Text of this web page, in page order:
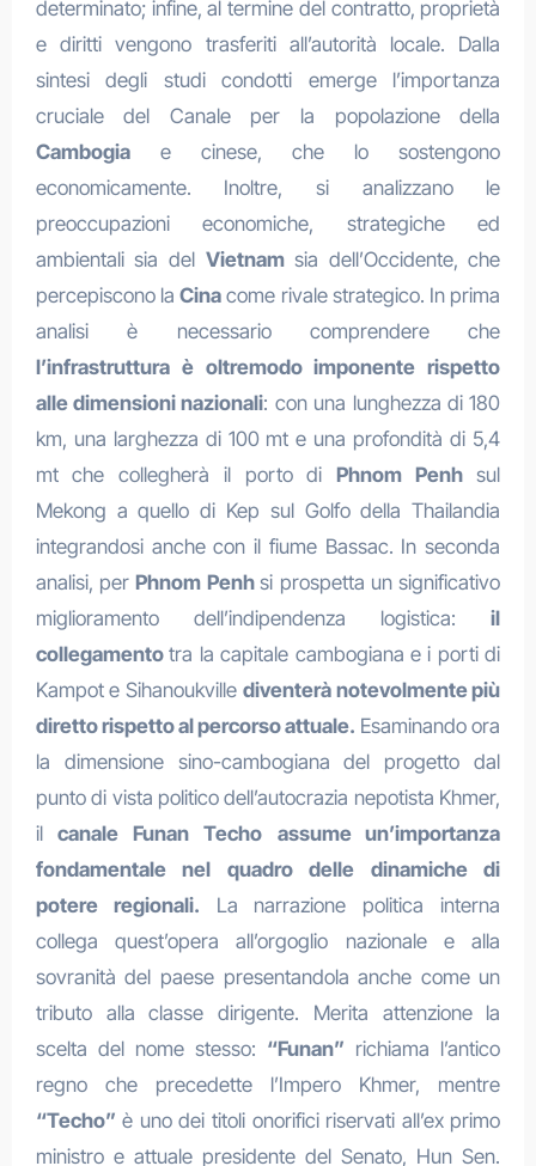
determinato; infine, al termine del contratto, proprietà
e diritti vengono trasferiti all’autorità locale. Dalla
sintesi degli studi condotti emerge l’importanza
cruciale del Canale per la popolazione della
Cambogiae cinese, che lo sostengono
economicamente. Inoltre, si analizzano le
preoccupazioni economiche, strategiche ed
ambientali sia del Vietnamsia dell’Occidente, che
percepiscono laCina come rivale strategico. In prima
analisi è necessario comprendere che
l’infrastruttura è oltremodo imponente rispetto
alle dimensioni nazionali: con una lunghezza di 180
km, una larghezza di 100 mt e una profondità di 5,4
mt che collegherà il porto di Phnom Penhsul
Mekong a quello di Kep sul Golfo della Thailandia
integrandosi anche con il fiume Bassac. In seconda
analisi, per Phnom Penhsi prospetta un significativo
miglioramento dell’indipendenza logistica:il
collegamentotra la capitale cambogiana e i porti di
Kampot e Sihanoukville diventerà notevolmente più
diretto rispetto al percorso attuale. Esaminando ora
la dimensione sino-cambogiana del progetto dal
punto di vista politico dell’autocrazia nepotista Khmer,
ilcanale Funan Techo
assume un’importanza
fondamentale nel quadro delle dinamiche di
potere regionali. La narrazione politica interna
collega quest’opera all’orgoglio nazionale e alla
sovranità del paese presentandola anche come un
tributo alla classe dirigente. Merita attenzione la
scelta del nome stesso: “Funan” richiama l’antico
regno che precedette l’Impero Khmer, mentre
“Techo” è uno dei titoli onorifici riservati all’ex primo
ministro e attuale presidente del Senato, Hun Sen.